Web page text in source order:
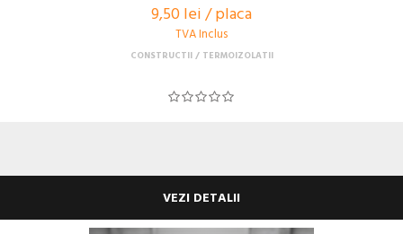
9,50 lei / placa
TVA Inclus
CONSTRUCTII TERMOIZOLATII
VEZI DETALII